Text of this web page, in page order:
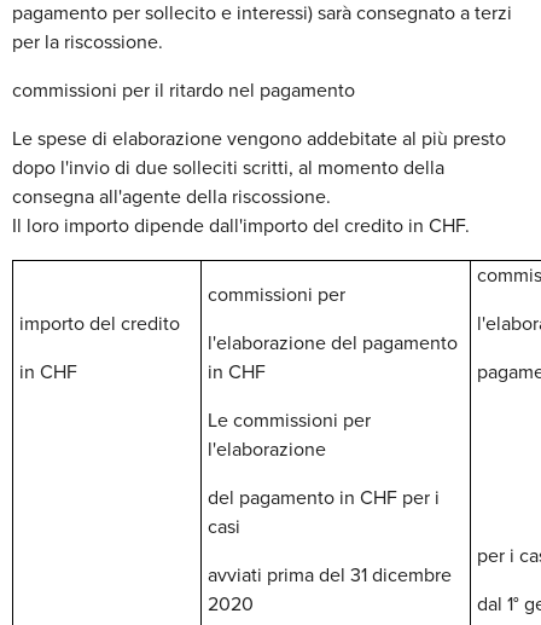
pagamento per sollecito e interessi) sarà consegnato a terzi
per la riscossione.
commissioni per il ritardo nel pagamento
Le spese di elaborazione vengono addebitate al più presto
dopo l'invio di due solleciti scritti, al momento della
consegna all'agente della riscossione.
Il loro importo dipende dall'importo del credito in CHF.
importo del credito
in CHF
commissioni per
l'elaborazione del pagamento
in CHF
Le commissioni per
l'elaborazione
del pagamento in CHF per i
casi
avviati prima del 31 dicembre
2020
per i
dal 1°